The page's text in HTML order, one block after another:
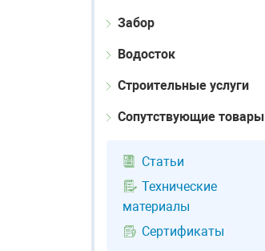
Забор
Водосток
Строительные услуги
Сопутствующие товары
Статьи
Технические
материалы
Сертификаты